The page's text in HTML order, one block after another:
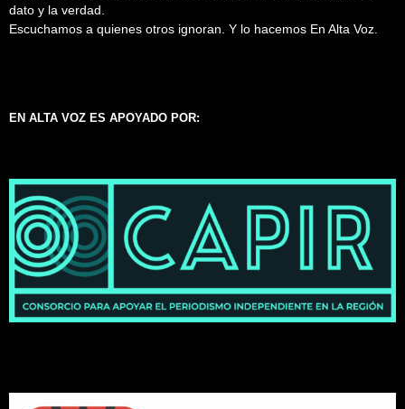
dato y la verdad.
Escuchamos a quienes otros ignoran. Y lo hacemos En Alta Voz.
EN ALTA VOZ ES APOYADO POR: